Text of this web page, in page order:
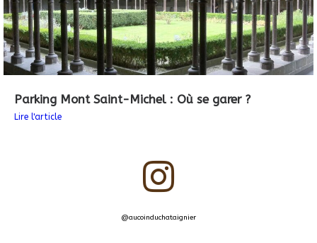
Parking Mont Saint-Michel : Où se garer ?
Lire l'article
@aucoinduchataignier